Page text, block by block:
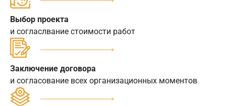
Выбор проекта
и согласлвание стоимости работ
Заключение договора
и согласование всех организационных моментов